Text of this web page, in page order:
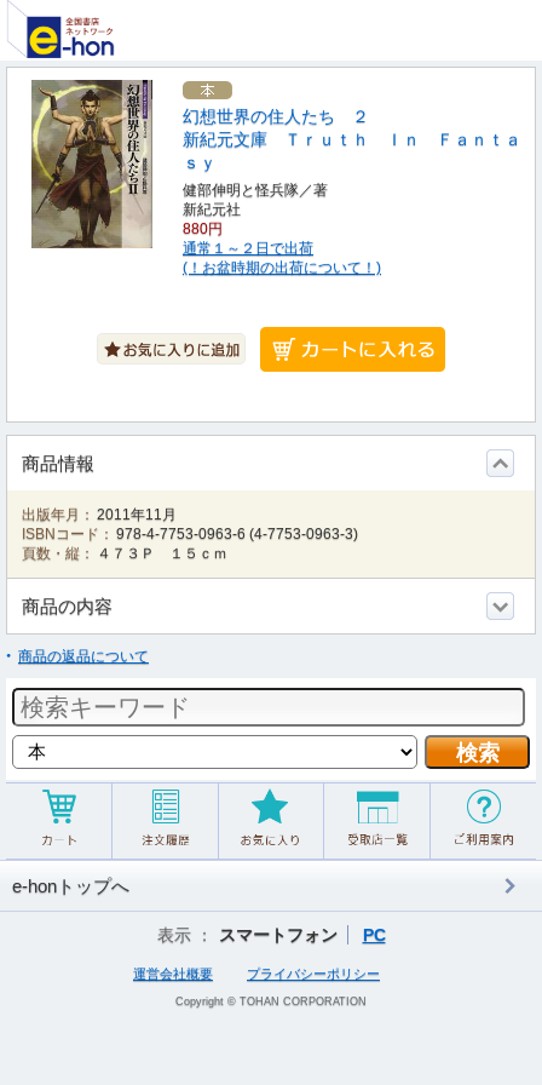
幻想世界の住人たち ２
新紀元文庫 Ｔｒｕｔｈ Ｉｎ Ｆａｎｔａ
ｓｙ
健部伸明と怪兵隊／著
新紀元社
880円
通常１～２日で出荷
(！お盆時期の出荷について！)
商品情報
出版年月： 2011年11月
ISBNコード： 978-4-7753-0963-6 (4-7753-0963-3)
頁数・縦：
４７３Ｐ １５ｃｍ
商品の内容
商品の返品について
e-honトップへ
表示 ： スマートフォン PC
運営会社概要 プライバシーポリシー
Copyright © TOHAN CORPORATION